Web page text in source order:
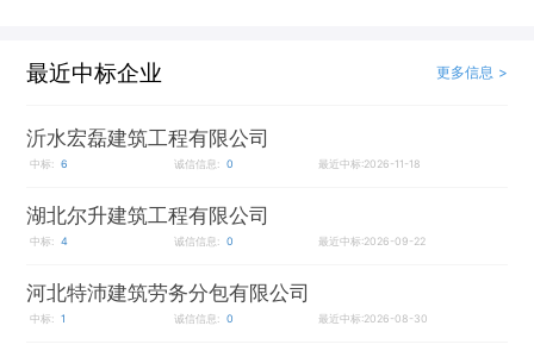
最近中标企业 更多信息 >
沂水宏磊建筑工程有限公司
中标: 6 诚信信息: 0 最近中标:2026-11-18
湖北尔升建筑工程有限公司
中标: 4 诚信信息: 0 最近中标:2026-09-22
河北特沛建筑劳务分包有限公司
中标: 1 诚信信息: 0 最近中标:2026-08-30